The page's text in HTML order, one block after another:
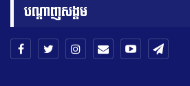
បណ្តាញសង្គម